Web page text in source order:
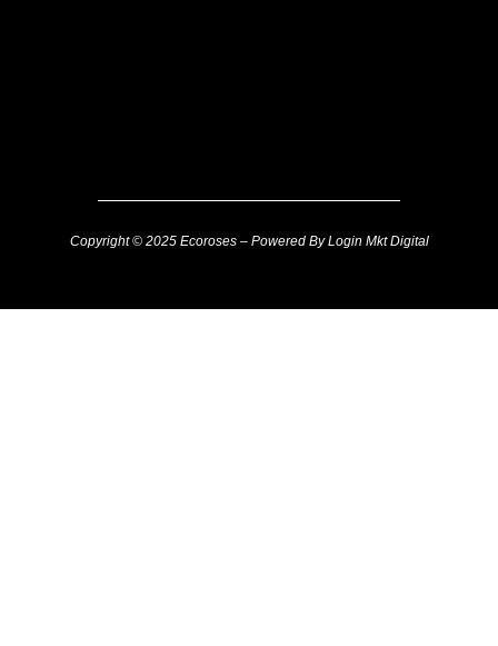
Copyright © 2025 Ecoroses – Powered By Login Mkt Digital